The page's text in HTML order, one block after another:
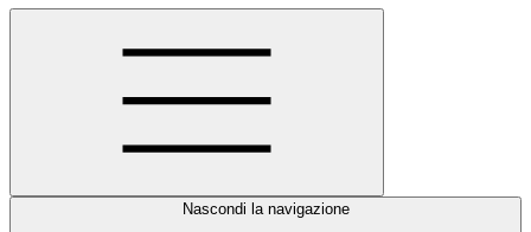
Nascondi la navigazione